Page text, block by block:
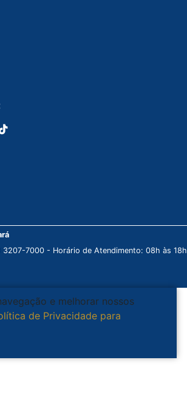
7000 - Horário de Atendimento: 08h às 18h
e melhorar nossos
de Privacidade para